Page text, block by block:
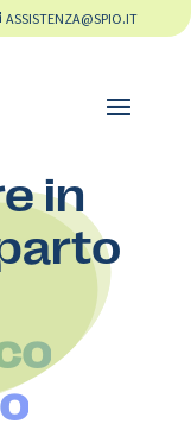
ASSISTENZA@SPIO.IT
in